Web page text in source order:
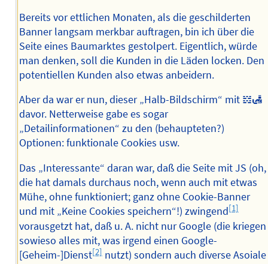
Bereits vor ettlichen Monaten, als die geschilderten
Banner langsam merkbar auftragen, bin ich über die
Seite eines Baumarktes gestolpert. Eigentlich, würde
man denken, soll die Kunden in die Läden locken. Den
potentiellen Kunden also etwas anbeidern.
Aber da war er nun, dieser „Halb-Bildschirm“ mit 𝍌🛃
davor. Netterweise gabe es sogar
„Detailinformationen“ zu den (behaupteten?)
Optionen: funktionale Cookies usw.
Das „Interessante“ daran war, daß die Seite mit JS (oh,
die hat damals durchaus noch, wenn auch mit etwas
Mühe, ohne funktioniert; ganz ohne Cookie-Banner
und mit „Keine Cookies speichern“!) zwingend[1]
vorausgetzt hat, daß u. A. nicht nur Google (die kriegen
sowieso alles mit, was irgend einen Google-
[Geheim-]Dienst[2]nutzt) sondern auch diverse Asoiale